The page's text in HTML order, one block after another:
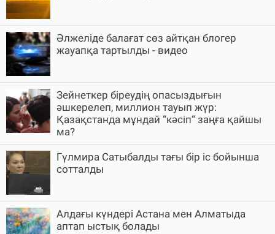
Әлжеліде балағат сөз айтқан блогер
жауапқа тартылды - видео
Зейнеткер біреудің опасыздығын
әшкерелеп, миллион тауып жүр:
Қазақстанда мұндай “кәсіп“ заңға қайшы
ма?
Гүлмира Сатыбалды тағы бір іс бойынша
сотталды
Алдағы күндері Астана мен Алматыда
аптап ыстық болады